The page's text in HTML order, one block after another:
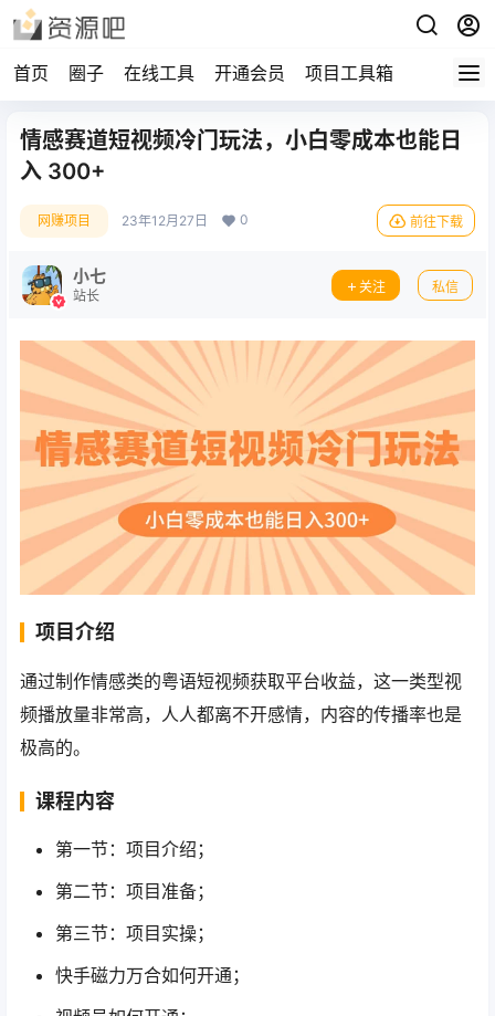
首页 圈子 在线工具 开通会员 项目工具箱
情感赛道短视频冷门玩法，小白零成本也能日
入 300+
网赚项目 23年12月27日 0 前往下载
小七
站长
关注 私信
项目介绍
通过制作情感类的粤语短视频获取平台收益，这一类型视
频播放量非常高，人人都离不开感情，内容的传播率也是
极高的。
课程内容
第一节：项目介绍；
第二节：项目准备；
第三节：项目实操；
快手磁力万合如何开通；